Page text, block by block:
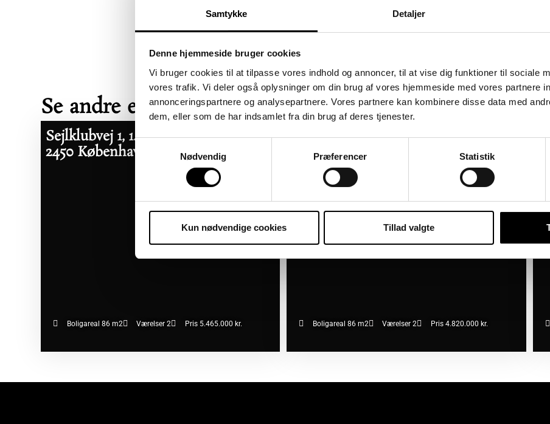
Samtykke Detaljer
Denne hjemmeside bruger cookies
Vi bruger cookies til at tilpasse vores indhold og annoncer, til at vise dig funktioner til sociale
vores trafik. Vi deler også oplysninger om din brug af vores hjemmeside med vores partnere
annonceringspartnere og analysepartnere. Vores partnere kan kombinere disse data med
dem, eller som de har indsamlet fra din brug af deres tjenester.
Samtykkevalg
Nødvendig
Præferencer Statistik
Kun nødvendige cookies Tillad valgte
Se andre ejerboliger her
07/08/2026
Sejlklubvej 1, 1. tv
2450 København SV
Boligareal 86 m2 Værelser 2 Pris 5.465.000 kr.
07/08/2026
Flyndervej 3, 1. tv
2450 København SV
Boligareal 86 m2 Værelser 2 Pris 4.820.000 kr.